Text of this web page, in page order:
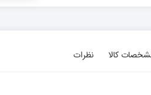
کالا نظرات